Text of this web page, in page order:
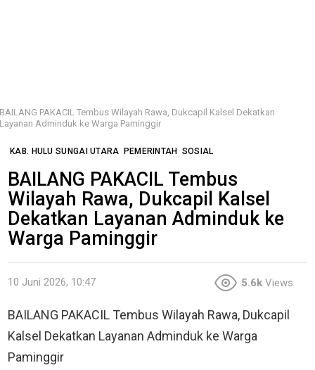
BAILANG PAKACIL Tembus Wilayah Rawa, Dukcapil Kalsel Dekatkan
Layanan Adminduk ke Warga Paminggir
KAB. HULU SUNGAI UTARA PEMERINTAH SOSIAL
BAILANG PAKACIL Tembus
Wilayah Rawa, Dukcapil Kalsel
Dekatkan Layanan Adminduk ke
Warga Paminggir
10 Juni 2026, 10:47 5.6k Views
BAILANG PAKACIL Tembus Wilayah Rawa, Dukcapil
Kalsel Dekatkan Layanan Adminduk ke Warga
Paminggir